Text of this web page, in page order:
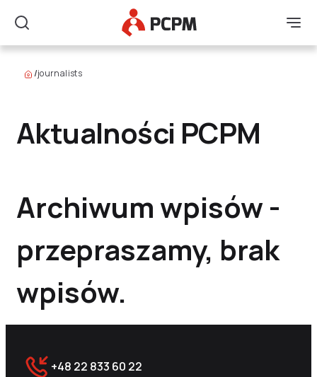
Szukaj
Główne Logo
/journalists
Aktualności PCPM
Archiwum wpisów -
przepraszamy, brak
wpisów.
+48 22 833 60 22